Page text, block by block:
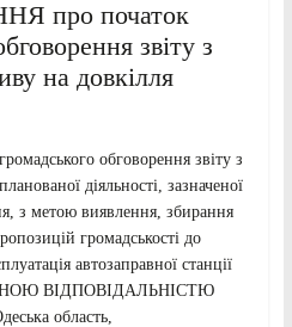
про початок
звіту з
на довкілля
обговорення звіту з
діяльності, зазначеної
з метою виявлення, збирання
громадськості до
автозаправної станції
ВІДПОВІДАЛЬНІСТЮ
область,